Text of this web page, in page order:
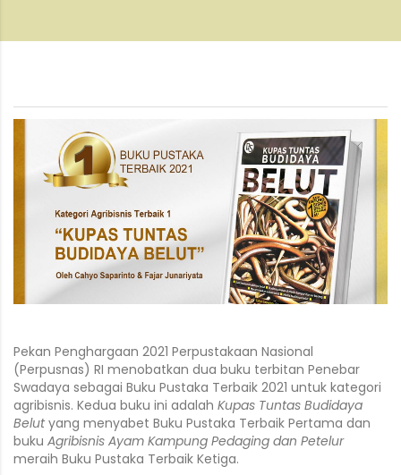
Pekan Penghargaan 2021 Perpustakaan Nasional
(Perpusnas) RI menobatkan dua buku terbitan Penebar
Swadaya sebagai Buku Pustaka Terbaik 2021 untuk kategori
agribisnis. Kedua buku ini adalah Kupas Tuntas Budidaya
Belutyang menyabet Buku Pustaka Terbaik Pertama dan
buku Agribisnis Ayam Kampung Pedaging dan Petelur
meraih Buku Pustaka Terbaik Ketiga.